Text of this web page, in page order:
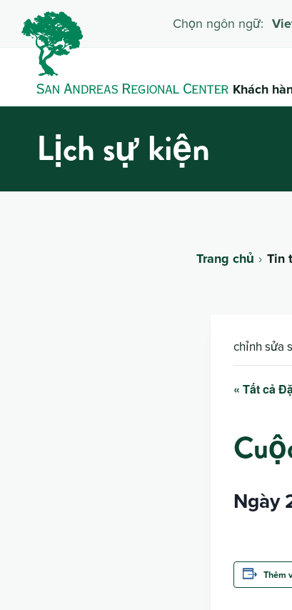
Chọn ngôn ngữ:
Khách
Lịch sự kiện
Trang chủ Tin
chỉnh sửa
« Tất cả
Ngày
Thêm